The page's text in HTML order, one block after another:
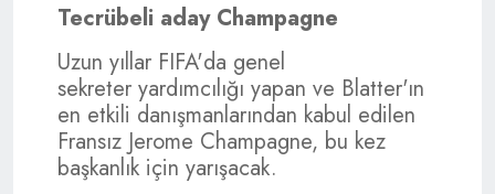
Tecrübeli aday Champagne
Uzun yıllar FIFA'da genel
sekreter yardımcılığı yapan ve Blatter'ın
en etkili danışmanlarından kabul edilen
Fransız Jerome Champagne, bu kez
başkanlık için yarışacak.